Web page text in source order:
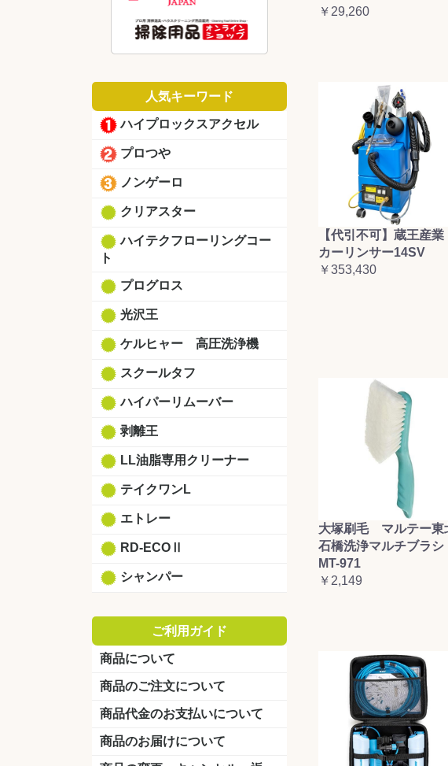
人気キーワード
ハイプロックスアクセル
プロつや
ノンゲーロ
クリアスター
ハイテクフローリングコー
ト
プログロス
光沢王
ケルヒャー 高圧洗浄機
スクールタフ
ハイパーリムーバー
剥離王
LL油脂専用クリーナー
テイクワンL
エトレー
RD-ECOⅡ
シャンパー
ご利用ガイド
商品について
商品のご注文について
商品代金のお支払いについて
商品のお届けについて
￥29,260
【代引不可】蔵王産
カーリンサー14SV
￥353,430
大塚刷毛 マルテー東
石橋洗浄マルチブラ
MT-971
￥2,149